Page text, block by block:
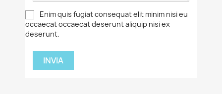
Enim quis fugiat consequat elit minim nisi eu
occaecat occaecat deserunt aliquip nisi ex
deserunt.